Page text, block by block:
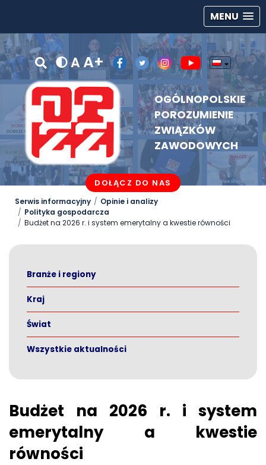
MENU
A A+
OGÓLNOPOLSKIE
POROZUMIENIE
ZWIĄZKÓW
ZAWODOWYCH
DOŁĄCZ DO NAS
Serwis informacyjny
Opinie i analizy
Polityka gospodarcza
Budżet na 2026 r. i system emerytalny a kwestie równości
Branże i regiony
Kraj
Świat
Wszystkie aktualności
Budżet na 2026 r. i system
emerytalny a kwestie
równości